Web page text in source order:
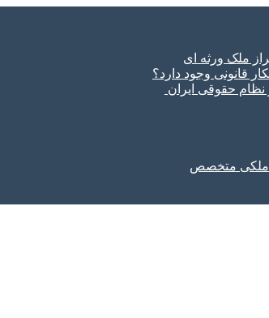
قانونی وجود دارد؟
نظام حقوقی ایران
ملکی متخصص